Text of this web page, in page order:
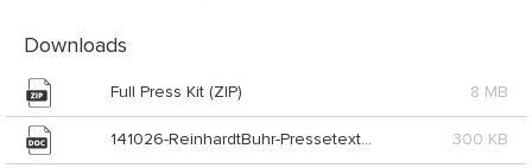
Downloads
Full Press Kit (ZIP) 8 MB
141026-ReinhardtBuhr-PressetextLiveNation_Live_Nation_GmbH (DOC) 300 KB